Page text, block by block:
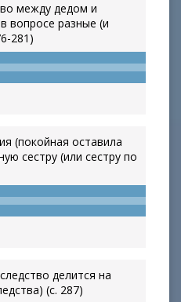
между дедом и
вопросе разные (и
281)
(покойная оставила
сестру (или сестру по
делится на
(с. 287)